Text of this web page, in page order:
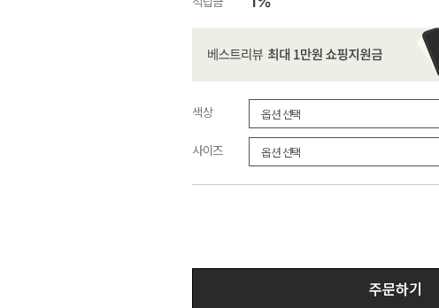
색상
사이즈
주문하기